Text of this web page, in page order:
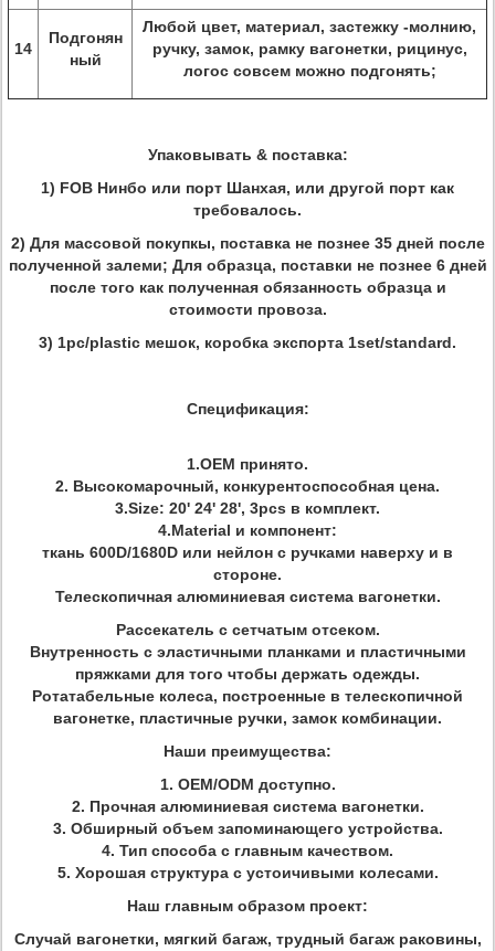
14
Подгонян
ный
Любой цвет, материал, застежку -молнию,
ручку, замок, рамку вагонетки, рицинус,
логос совсем можно подгонять;
Упаковывать & поставка:
1) FOB Нинбо или порт Шанхая, или другой порт как
требовалось.
2) Для массовой покупкы, поставка не познее 35 дней после
полученной залеми; Для образца, поставки не познее 6 дней
после того как полученная обязанность образца и
стоимости провоза.
3) 1pc/plastic мешок, коробка экспорта 1set/standard.
Спецификация:
1.OEM принято.
2. Высокомарочный, конкурентоспособная цена.
3.Size: 20' 24' 28', 3pcs в комплект.
4.Material и компонент:
ткань 600D/1680D или нейлон с ручками наверху и в
стороне.
Телескопичная алюминиевая система вагонетки.
Рассекатель с сетчатым отсеком.
Внутренность с эластичными планками и пластичными
пряжками для того чтобы держать одежды.
Ротатабельные колеса, построенные в телескопичной
вагонетке, пластичные ручки, замок комбинации.
Наши преимущества:
1. OEM/ODM доступно.
2. Прочная алюминиевая система вагонетки.
3. Обширный объем запоминающего устройства.
4. Тип способа с главным качеством.
5. Хорошая структура с устоичивыми колесами.
Наш главным образом проект:
Случай вагонетки, мягкий багаж, трудный багаж раковины,